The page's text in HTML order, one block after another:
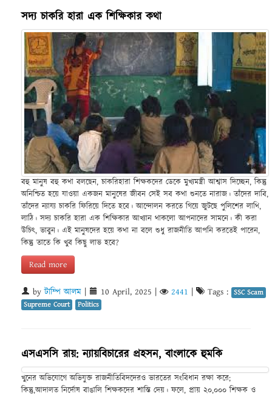
সদ্য চাকরি হারা এক শিক্ষিকার কথা
বহু মানুষ বহু কথা বলছেন, চাকরিহারা শিক্ষকদের ডেকে মুখ্যমন্ত্রী আশ্বাস দিচ্ছেন, কিন্তু
অনিশ্চিত হয়ে যাওয়া একজন মানুষের জীবন সেই সব কথা শুনতে নারাজ। তাঁদের দাবি,
তাঁদের ন্যায্য চাকরি ফিরিয়ে দিতে হবে। আন্দোলন করতে গিয়ে জুটছে পুলিশের লাথি,
লাঠি। সদ্য চাকরি হারা এক শিক্ষিকার আখ্যান থাকলো আপনাদের সামনে। কী করা
উচিৎ, ভাবুন। এই মানুষদের হয়ে কথা না বলে শুধু রাজনীতি আপনি করতেই পারেন,
কিন্তু তাতে কি খুব কিছু লাভ হবে?
Read more
byটাম্পি আলম | 10 April, 2025 | 2441 | Tags : SSC Scam
Supreme Court
Politics
এসএসসি রায়: ন্যায়বিচারের প্রহসন, বাংলাকে হুমকি
খুনের অভিযোগে অভিযুক্ত রাজনীতিবিদদেরও ভারতের সংবিধান রক্ষা করে;
কিন্তু,আদালত নির্দোষ বাঙালি শিক্ষকদের শাস্তি দেয়। ফলে, প্রায় ২০,০০০ শিক্ষক ও